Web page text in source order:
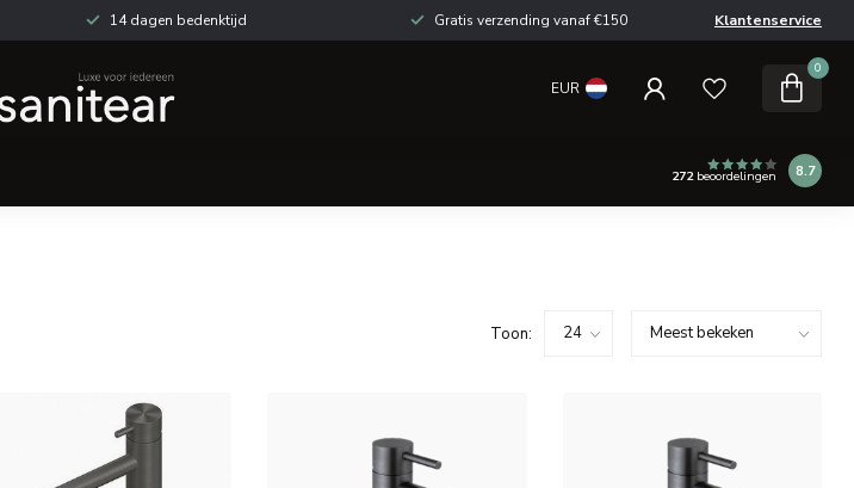
14 dagen bedenktijd Gratis verzending vanaf €150 Klantenservice
EUR
0
272beoordelingen 8.7
Toon: